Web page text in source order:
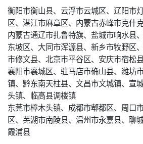
衡阳市衡山县、云浮市云城区、辽阳市
区、湛江市麻章区、内蒙古赤峰市克什
内蒙古通辽市扎鲁特旗、盐城市响水县
东坡区、大同市浑源县、新乡市牧野区
市修文县、北京市平谷区、安庆市宿松
襄阳市襄城区、驻马店市确山县、潍坊
镇、黔东南天柱县、文昌市文城镇、宣
头镇、临高县调楼镇
东莞市樟木头镇、成都市郫都区、周口
区、芜湖市南陵县、温州市永嘉县、聊
霞浦县